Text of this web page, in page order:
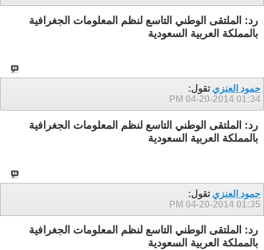
رد: الملتقى الوطني التاسع لنظم المعلومات الجغرافية
بالمملكة العربية السعودية
حمود العنزي تقول:
04-20-2014 01:34 PM
رد: الملتقى الوطني التاسع لنظم المعلومات الجغرافية
بالمملكة العربية السعودية
حمود العنزي تقول:
04-20-2014 01:35 PM
رد: الملتقى الوطني التاسع لنظم المعلومات الجغرافية
بالمملكة العربية السعودية